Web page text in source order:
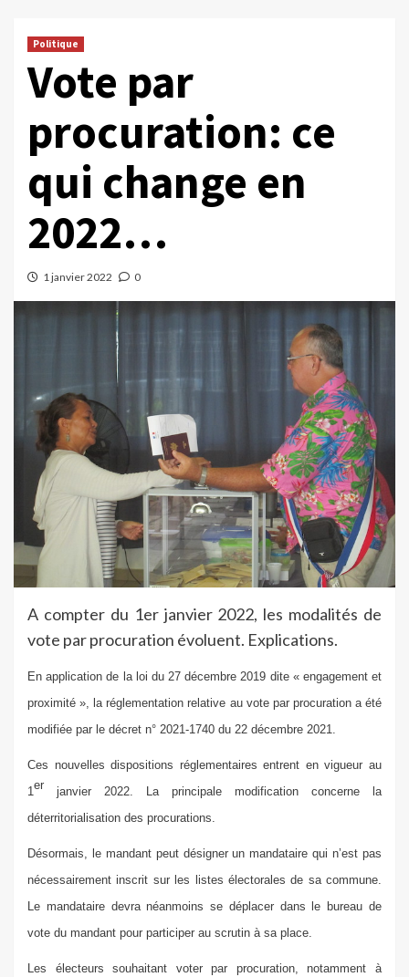
Politique
Vote par
procuration: ce
qui change en
2022…
1 janvier 2022 0
A compter du 1er janvier 2022, les modalités de
vote par procuration évoluent. Explications.
En application de la loi du 27 décembre 2019 dite « engagement et
proximité », la réglementation relative au vote par procuration a été
modifiée par le décret n° 2021-1740 du 22 décembre 2021.
Ces nouvelles dispositions réglementaires entrent en vigueur au
1er janvier 2022. La principale modification concerne la
déterritorialisation des procurations.
Désormais, le mandant peut désigner un mandataire qui n’est pas
nécessairement inscrit sur les listes électorales de sa commune.
Le mandataire devra néanmoins se déplacer dans le bureau de
vote du mandant pour participer au scrutin à sa place.
Les électeurs souhaitant voter par procuration, notamment à